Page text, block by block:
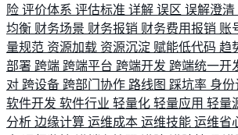
险 评价体系 评估标准 详解 误区 误解澄清
均衡 财务场景 财务报销 财务费用报销 账
量规范 资源加载 资源沉淀 赋能低代码 趋
部署 跨端 跨端平台 跨端开发 跨端统一开
对 跨设备 跨部门协作 路线图 踩坑率 身份
软件开发 软件行业 轻量化 轻量应用 轻量
分析 边缘计算 运维成本 运维技能 运维省